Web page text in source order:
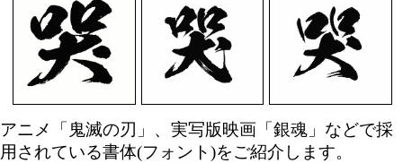
アニメ「鬼滅の刃」、実写版映画「銀魂」などで採
用されている書体(フォント)をご紹介します。